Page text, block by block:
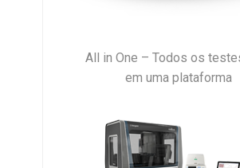
All in One – Todos os
em uma plataforma